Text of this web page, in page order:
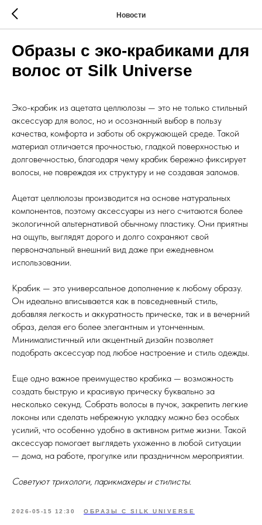
Новости
Образы с эко-крабиками для
волос от Silk Universe
Эко-крабик из ацетата целлюлозы — это не только стильный
аксессуар для волос, но и осознанный выбор в пользу
качества, комфорта и заботы об окружающей среде. Такой
материал отличается прочностью, гладкой поверхностью и
долговечностью, благодаря чему крабик бережно фиксирует
волосы, не повреждая их структуру и не создавая заломов.
Ацетат целлюлозы производится на основе натуральных
компонентов, поэтому аксессуары из него считаются более
экологичной альтернативой обычному пластику. Они приятны
на ощупь, выглядят дорого и долго сохраняют свой
первоначальный внешний вид даже при ежедневном
использовании.
Крабик — это универсальное дополнение к любому образу.
Он идеально вписывается как в повседневный стиль,
добавляя легкость и аккуратность прическе, так и в вечерний
образ, делая его более элегантным и утонченным.
Минималистичный или акцентный дизайн позволяет
подобрать аксессуар под любое настроение и стиль одежды.
Еще одно важное преимущество крабика — возможность
создать быструю и красивую прическу буквально за
несколько секунд. Собрать волосы в пучок, закрепить легкие
локоны или сделать небрежную укладку можно без особых
усилий, что особенно удобно в активном ритме жизни. Такой
аксессуар помогает выглядеть ухоженно в любой ситуации
— дома, на работе, прогулке или праздничном мероприятии.
Советуют трихологи, парикмахеры и стилисты.
2026-05-15 12:30 ОБРАЗЫ С SILK UNIVERSE